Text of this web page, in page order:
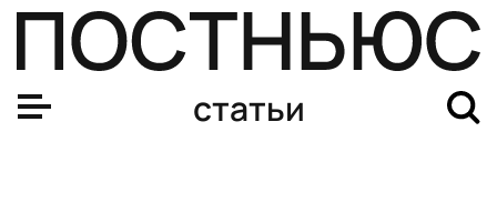
статьи